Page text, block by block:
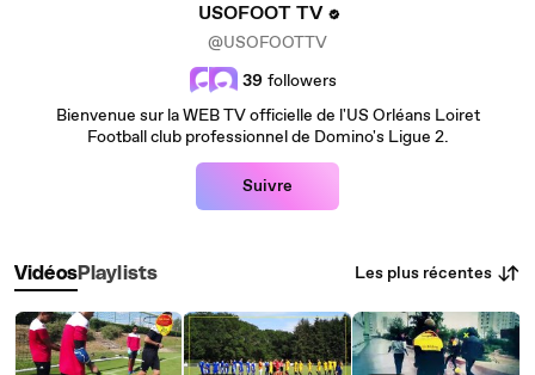
USOFOOT TV
@USOFOOTTV
39 followers
Bienvenue sur la WEB TV officielle de l'US Orléans Loiret
Football club professionnel de Domino's Ligue 2.
Suivre
VidéosPlaylists Les plus récentes